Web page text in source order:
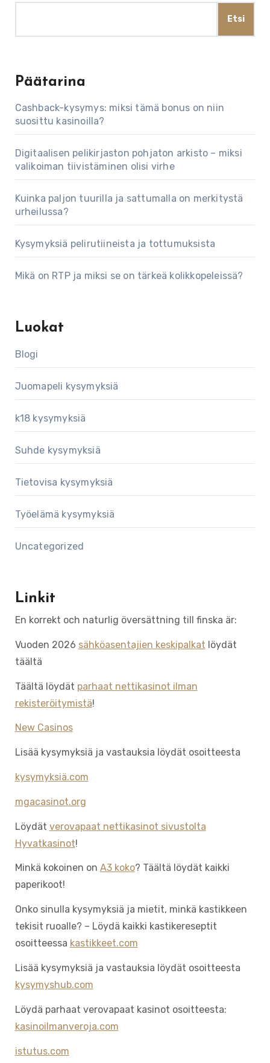
Etsi
Päätarina
Cashback-kysymys: miksi tämä bonus on niin
suosittu kasinoilla?
Digitaalisen pelikirjaston pohjaton arkisto – miksi
valikoiman tiivistäminen olisi virhe
Kuinka paljon tuurilla ja sattumalla on merkitystä
urheilussa?
Kysymyksiä pelirutiineista ja tottumuksista
Mikä on RTP ja miksi se on tärkeä kolikkopeleissä?
Luokat
Blogi
Juomapeli kysymyksiä
k18 kysymyksiä
Suhde kysymyksiä
Tietovisa kysymyksiä
Työelämä kysymyksiä
Uncategorized
Linkit
En korrekt och naturlig översättning till finska är:
Vuoden 2026 sähköasentajien keskipalkat löydät
täältä
Täältä löydät parhaat nettikasinot ilman
rekisteröitymistä!
New Casinos
Lisää kysymyksiä ja vastauksia löydät osoitteesta
kysymyksiä.com
mgacasinot.org
Löydät verovapaat nettikasinot sivustolta
Hyvatkasinot!
Minkä kokoinen on A3 koko? Täältä löydät kaikki
paperikoot!
Onko sinulla kysymyksiä ja mietit, minkä kastikkeen
tekisit ruoalle? – Löydä kaikki kastikereseptit
osoitteessa kastikkeet.com
Lisää kysymyksiä ja vastauksia löydät osoitteesta
kysymyshub.com
Löydä parhaat verovapaat kasinot osoitteesta:
kasinoilmanveroja.com
istutus.com